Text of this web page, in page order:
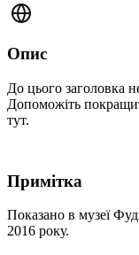
Опис
До цього заголовка
Допоможіть
тут.
Примітка
Показано в музеї
2016 року.